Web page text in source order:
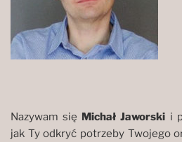
Nazywam się Michał Jaworski i
jak Ty odkryć potrzeby Twojego